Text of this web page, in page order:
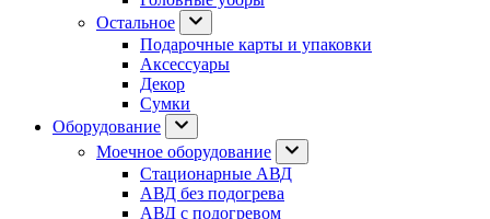
Остальное
Подарочные карты и упаковки
Аксессуары
Декор
Сумки
Оборудование
Моечное оборудование
Стационарные АВД
АВД без подогрева
АВД с подогревом